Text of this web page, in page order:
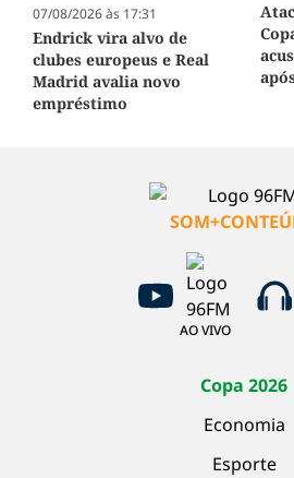
07/08/2026 às 17:31
Endrick vira alvo de
clubes europeus e Real
Madrid avalia novo
empréstimo
AO VIVO
Copa 2026
Economia
Esporte